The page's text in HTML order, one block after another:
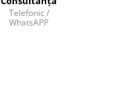
Telefonic /
WhatsAPP